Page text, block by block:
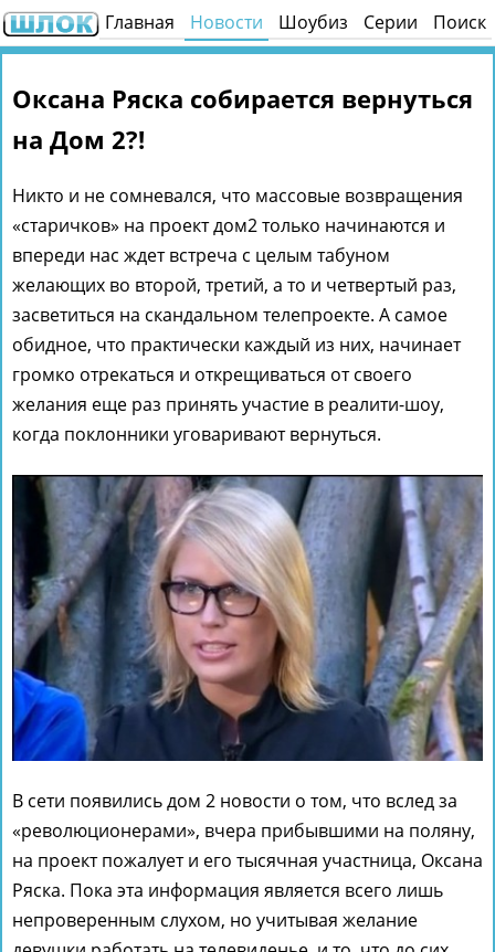
Главная Новости Шоубиз Серии Поиск
Оксана Ряска собирается вернуться
на Дом 2?!
Никто и не сомневался, что массовые возвращения
«старичков» на проект дом2 только начинаются и
впереди нас ждет встреча с целым табуном
желающих во второй, третий, а то и четвертый раз,
засветиться на скандальном телепроекте. А самое
обидное, что практически каждый из них, начинает
громко отрекаться и открещиваться от своего
желания еще раз принять участие в реалити-шоу,
когда поклонники уговаривают вернуться.
В сети появились дом 2 новости о том, что вслед за
«революционерами», вчера прибывшими на поляну,
на проект пожалует и его тысячная участница, Оксана
Ряска. Пока эта информация является всего лишь
непроверенным слухом, но учитывая желание